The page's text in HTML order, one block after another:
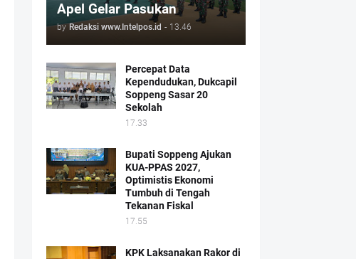
Apel Gelar Pasukan
by Redaksi www.Intelpos.id - 13.46
Percepat Data
Kependudukan, Dukcapil
Soppeng Sasar 20
Sekolah
17.33
Bupati Soppeng Ajukan
KUA-PPAS 2027,
Optimistis Ekonomi
Tumbuh di Tengah
Tekanan Fiskal
17.55
KPK Laksanakan Rakor di